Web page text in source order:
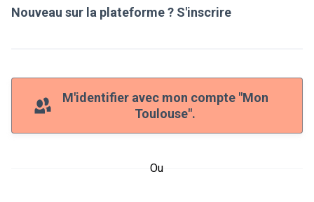
Nouveau sur la plateforme ? S'inscrire
M'identifier avec mon compte "Mon
Toulouse".
Ou